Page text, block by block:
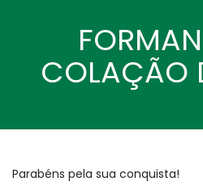
COLAÇÃO
Parabéns pela sua conquista!